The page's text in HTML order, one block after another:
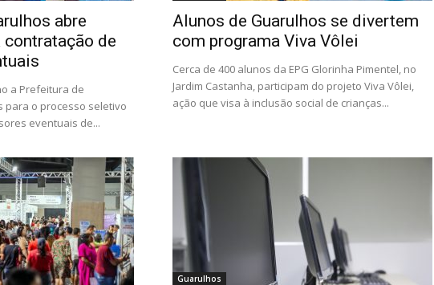
abre
de
a Prefeitura de
para o processo seletivo
eventuais de...
Alunos de Guarulhos se divertem
com programa Viva Vôlei
Cerca de 400 alunos da EPG Glorinha Pimentel, no
Jardim Castanha, participam do projeto Viva Vôlei,
ação que visa à inclusão social de crianças...
Guarulhos